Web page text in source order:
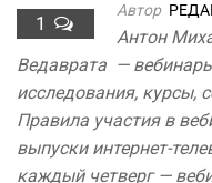
1
Автор
Антон
Ведаврата —
исследования, курсы,
Правила участия в
выпуски интернет-
каждый четверг —